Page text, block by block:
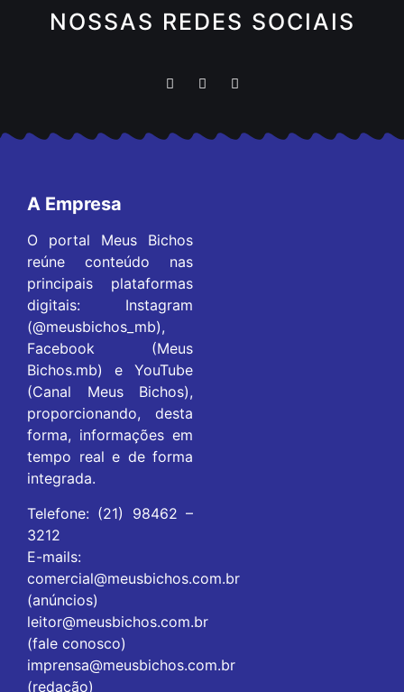
NOSSAS REDES SOCIAIS
A Empresa
O portal Meus Bichos
reúne conteúdo nas
principais plataformas
digitais: Instagram
(@meusbichos_mb),
Facebook (Meus
Bichos.mb) e YouTube
(Canal Meus Bichos),
proporcionando, desta
forma, informações em
tempo real e de forma
integrada.
Telefone: (21) 98462 –
3212
E-mails:
comercial@meusbichos.com.br
(anúncios)
leitor@meusbichos.com.br
(fale conosco)
imprensa@meusbichos.com.br
(redação)